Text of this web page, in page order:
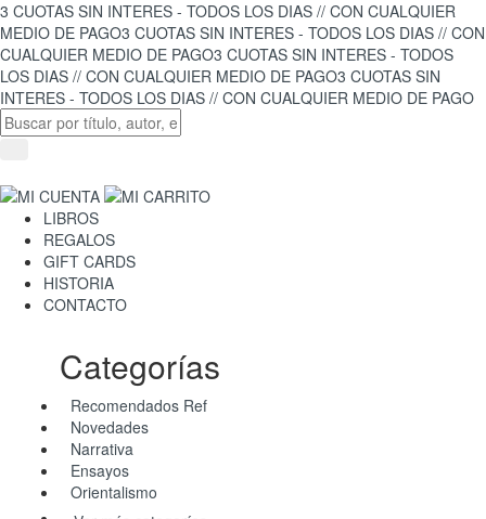
3 CUOTAS SIN INTERES - TODOS LOS DIAS // CON CUALQUIER
MEDIO DE PAGO3 CUOTAS SIN INTERES - TODOS LOS DIAS // CON
CUALQUIER MEDIO DE PAGO3 CUOTAS SIN INTERES - TODOS
LOS DIAS // CON CUALQUIER MEDIO DE PAGO3 CUOTAS SIN
INTERES - TODOS LOS DIAS // CON CUALQUIER MEDIO DE PAGO
LIBROS
REGALOS
GIFT CARDS
HISTORIA
CONTACTO
Categorías
Recomendados Ref
Novedades
Narrativa
Ensayos
Orientalismo